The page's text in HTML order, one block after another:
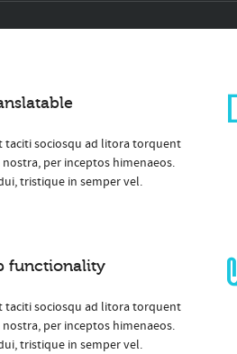
taciti sociosqu ad litora torquent
per inceptos himenaeos.
tristique in semper vel.
functionality
taciti sociosqu ad litora torquent
per inceptos himenaeos.
tristique in semper vel.